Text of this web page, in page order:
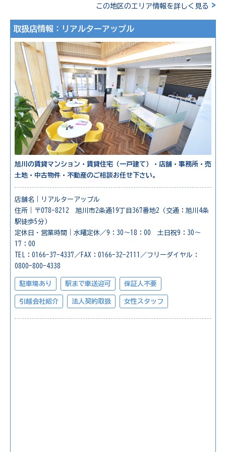
この地区のエリア情報を詳しく見る >
取扱店情報：リアルターアップル
旭川の賃貸マンション・賃貸住宅（一戸建て）・店舗・事務所・売
土地・中古物件・不動産のご相談お任せ下さい。
店舗名｜リアルターアップル
住所｜〒078-8212 旭川市2条通19丁目367番地2（交通：旭川4条
駅徒歩5分）
定休日・営業時間｜水曜定休／9：30～18：00 土日祝9：30～
17：00
TEL：0166-37-4337／FAX：0166-32-2111／フリーダイヤル：
0800-800-4338
駐車場あり 駅まで車送迎可 保証人不要
引越会社紹介 法人契約取扱 女性スタッフ